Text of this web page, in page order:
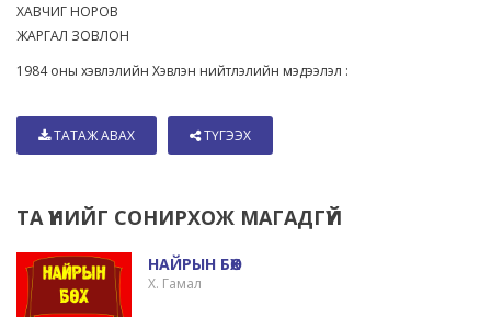
ХАВЧИГ НОРОВ
ЖАРГАЛ ЗОВЛОН
1984 оны хэвлэлийн Хэвлэн нийтлэлийн мэдээлэл :
ТАТАЖ АВАХ ТҮГЭЭХ
ТА ҮҮНИЙГ СОНИРХОЖ МАГАДГҮЙ
НАЙРЫН БӨХ
Х. Гамал